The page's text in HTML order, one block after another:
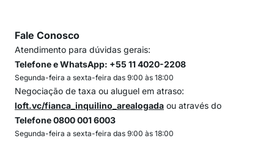
Fale Conosco
Atendimento para dúvidas gerais:
Telefone e WhatsApp: +55 11 4020-2208
Segunda-feira a sexta-feira das 9:00 às 18:00
Negociação de taxa ou aluguel em atraso:
loft.vc/fianca_inquilino_arealogada ou através do
Telefone 0800 001 6003
Segunda-feira a sexta-feira das 9:00 às 18:00